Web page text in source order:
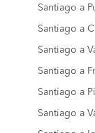
Santiago a
Santiago a
Santiago a
Santiago a
Santiago a
Santiago a